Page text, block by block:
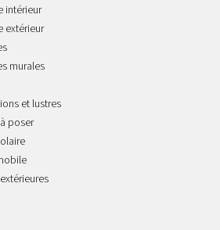
intérieur
extérieur
murales
et lustres
poser